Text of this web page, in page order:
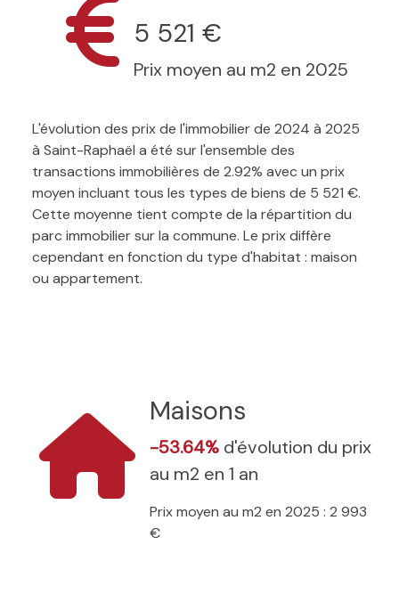
5 521 €
Prix moyen au m2 en 2025
L'évolution des prix de l'immobilier de 2024 à 2025
à Saint-Raphaël a été sur l'ensemble des
transactions immobilières de 2.92% avec un prix
moyen incluant tous les types de biens de 5 521 €.
Cette moyenne tient compte de la répartition du
parc immobilier sur la commune. Le prix diffère
cependant en fonction du type d'habitat : maison
ou appartement.
Maisons
-53.64% d'évolution du prix
au m2 en 1 an
Prix moyen au m2 en 2025 : 2 993
€